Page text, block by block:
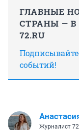
ГЛАВНЫЕ
СТРАНЫ —
72.RU
событий!
Журналист